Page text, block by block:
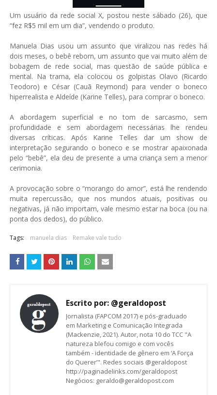
Um usuário da rede social X, postou neste sábado (26), que
“fez R$5 mil em um dia”, vendendo o produto.
Manuela Dias usou um assunto que viralizou nas redes há
dois meses, o bebê reborn, um assunto que vai muito além de
bobagem de rede social, mas questão de saúde pública e
mental. Na trama, ela colocou os golpistas Olavo (Ricardo
Teodoro) e César (Cauã Reymond) para vender o boneco
hiperrealista e Aldeíde (Karine Telles), para comprar o boneco.
A abordagem superficial e no tom de sarcasmo, sem
profundidade e sem abordagem necessárias lhe rendeu
diversas críticas. Após Karine Telles dar um show de
interpretação segurando o boneco e se mostrar apaixonada
pelo “bebê”, ela deu de presente a uma criança sem a menor
cerimonia.
A provocação sobre o “morango do amor”, está lhe rendendo
muita repercussão, que nos mundos atuais, positivas ou
negativas, já não importam, vale mesmo estar na boca (ou na
ponta dos dedos), do público.
Tags: manuela dias Remake vale tudo
Escrito por: @geraldopost
Jornalista (FAPCOM 2017) e pós-graduado
em Marketing e Comunicação Integrada
(Mackenzie, 2021). Autor, nota 10 do TCC "A
natureza blefou comigo e com vocês
também - identidade de gênero em ‘A Força
do Querer’". Redes sociais @geraldopost
http://paginadelinks.com/geraldopost
Negócios: geraldo@geraldopost.com